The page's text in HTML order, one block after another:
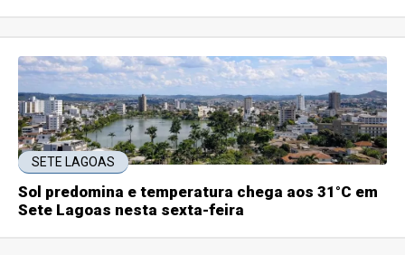
SETE LAGOAS
Sol predomina e temperatura chega aos 31°C em
Sete Lagoas nesta sexta-feira